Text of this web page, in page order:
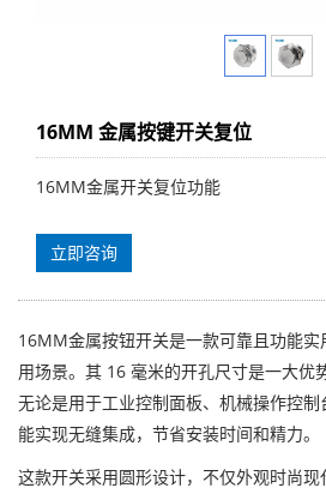
16MM 金属按键开关复位
16MM金属开关复位功能
立即咨询
16MM金属按钮开关是一款可靠且功能
用场景。其 16 毫米的开孔尺寸是一大优
无论是用于工业控制面板、机械操作控
能实现无缝集成，节省安装时间和精力。
这款开关采用圆形设计，不仅外观时尚